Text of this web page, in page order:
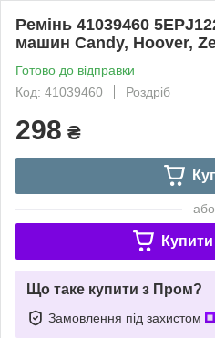
Ремінь 41039460
машин Candy, Hoover,
Готово до відправки
Код: 41039460
Роздріб
298 ₴
або
Купити
Що таке купити з Пром?
Замовлення під захистом